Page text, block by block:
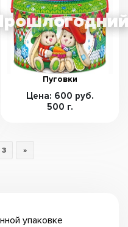
упаковке
Пуговки
Цена: 600 руб.
500 г.
3 »